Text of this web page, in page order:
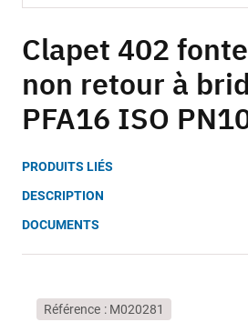
to
the
beginning
of
the
gallery
Clapet 402 fonte
non retour à
PFA16 ISO
PRODUITS LIÉS
DESCRIPTION
DOCUMENTS
Référence M020281